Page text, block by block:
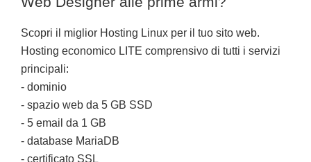
Scopri il miglior Hosting Linux per il tuo sito web.
Hosting economico LITE comprensivo di tutti i servizi
principali:
- dominio
- spazio web da 5 GB SSD
- 5 email da 1 GB
- database MariaDB
- certificato SSL